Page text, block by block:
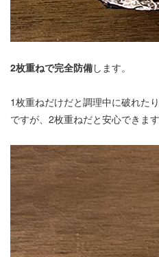
2枚重ねで完全防備します。
1枚重ねだけだと調理中に破れた
ですが、2枚重ねだと安心できます